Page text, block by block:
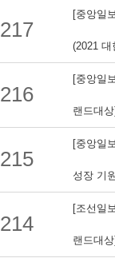
217
[중앙일
(2021 대
216
[중앙일
랜드대
215
[중앙일
성장 기
214
[조선일
랜드대